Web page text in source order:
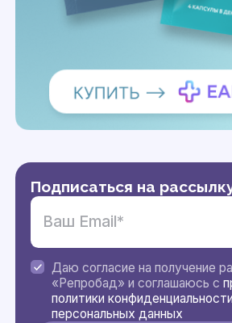
Подписаться на
Даю согласие на получение
«Репробад» и соглашаюсь с
политики
персональных данных